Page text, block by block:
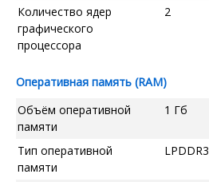
Количество ядер
графического
процессора
2
Оперативная память (RAM)
Объём оперативной
памяти
1 Гб
Тип оперативной
памяти
LPDDR3